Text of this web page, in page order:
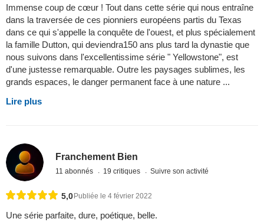
Immense coup de cœur ! Tout dans cette série qui nous entraîne
dans la traversée de ces pionniers européens partis du Texas
dans ce qui s'appelle la conquête de l'ouest, et plus spécialement
la famille Dutton, qui deviendra150 ans plus tard la dynastie que
nous suivons dans l'excellentissime série " Yellowstone", est
d'une justesse remarquable. Outre les paysages sublimes, les
grands espaces, le danger permanent face à une nature ...
Lire plus
Franchement Bien
11 abonnés 19 critiques Suivre son activité
5,0 Publiée le 4 février 2022
Une série parfaite, dure, poétique, belle.